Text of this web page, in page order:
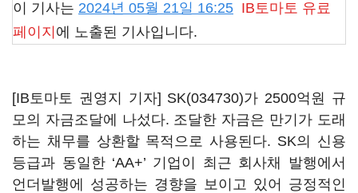
이 기사는 2024년 05월 21일 16:25 IB토마토 유료
페이지 에 노출된 기사입니다.
[IB토마토 권영지 기자] SK(034730)가 2500억원 규
모의 자금조달에 나섰다. 조달한 자금은 만기가 도래
하는 채무를 상환할 목적으로 사용된다. SK의 신용
등급과 동일한 ‘AA+’ 기업이 최근 회사채 발행에서
언더발행에 성공하는 경향을 보이고 있어 긍정적인